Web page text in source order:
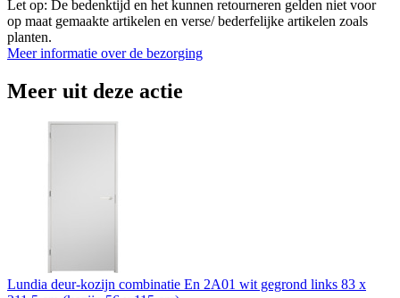
Let op: De bedenktijd en het kunnen retourneren gelden niet voor
op maat gemaakte artikelen en verse/ bederfelijke artikelen zoals
planten.
Meer informatie over de bezorging
Meer uit deze actie
Lundia deur-kozijn combinatie En 2A01 wit gegrond links 83 x